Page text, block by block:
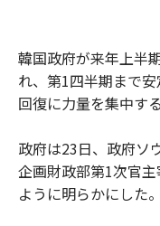
韓国政府が来年上半
れ、第1四半期まで
回復に力量を集中す
政府は23日、政府ソ
企画財政部第1次官
ように明らかにした。